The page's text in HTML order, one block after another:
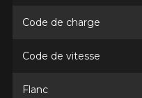
Code de charge
Code de vitesse
Flanc